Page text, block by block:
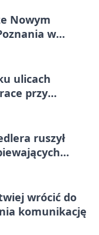
Nowym
w
ulicach
przy
ruszył
wrócić do
komunikację